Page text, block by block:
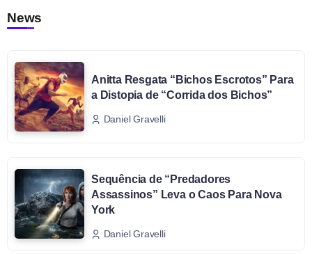
News
Anitta Resgata “Bichos Escrotos” Para
a Distopia de “Corrida dos Bichos”
Daniel Gravelli
Sequência de “Predadores
Assassinos” Leva o Caos Para Nova
York
Daniel Gravelli